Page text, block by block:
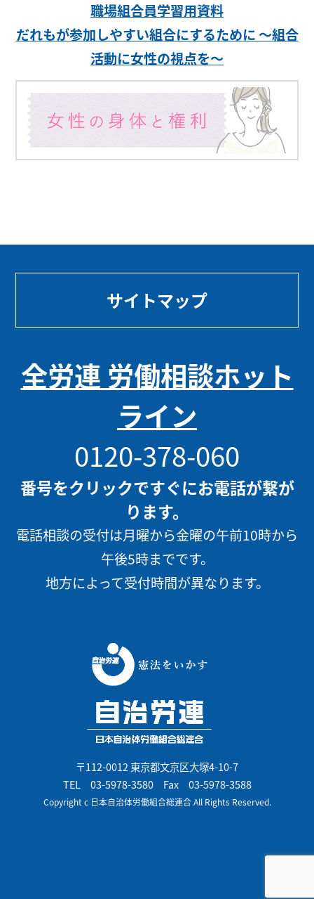
職場組合員学習用資料
だれもが参加しやすい組合にするために ～組合
活動に女性の視点を～
サイトマップ
全労連 労働相談ホット
ライン
0120-378-060
番号をクリックですぐにお電話が繋が
ります。
電話相談の受付は月曜から金曜の午前10時から
午後5時までです。
地方によって受付時間が異なります。
〒112-0012 東京都文京区大塚4-10-7
TEL 03-5978-3580Fax 03-5978-3588
Copyright c 日本自治体労働組合総連合 All Rights Reserved.